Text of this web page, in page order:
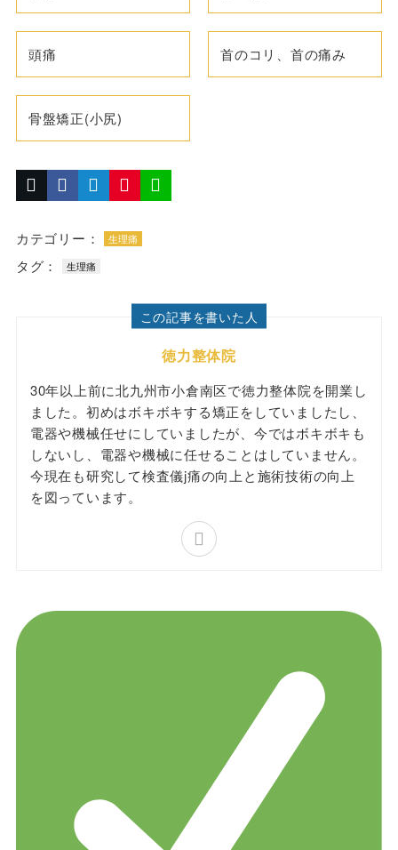
頭痛 首のコリ、首の痛み
骨盤矯正(小尻)
カテゴリー： 生理痛
タグ： 生理痛
この記事を書いた人
徳力整体院
30年以上前に北九州市小倉南区で徳力整体院を開業し
ました。初めはボキボキする矯正をしていましたし、
電器や機械任せにしていましたが、今ではボキボキも
しないし、電器や機械に任せることはしていません。
今現在も研究して検査儀j痛の向上と施術技術の向上
を図っています。